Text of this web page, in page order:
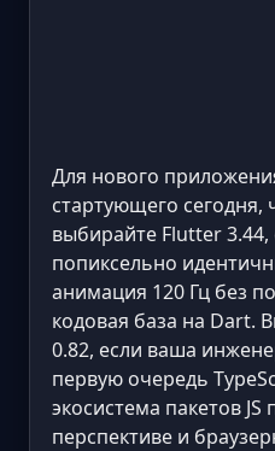
Для нового
стартующего сегодня,
выбирайте Flutter
попиксельно
анимация 120 Гц без
кодовая база на Dart.
0.82, если ваша
первую очередь
экосистема пакетов JS
перспективе и